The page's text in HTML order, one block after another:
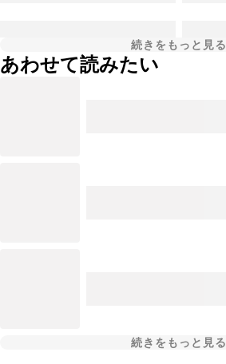
続きをもっと見る
あわせて読みたい
続きをもっと見る